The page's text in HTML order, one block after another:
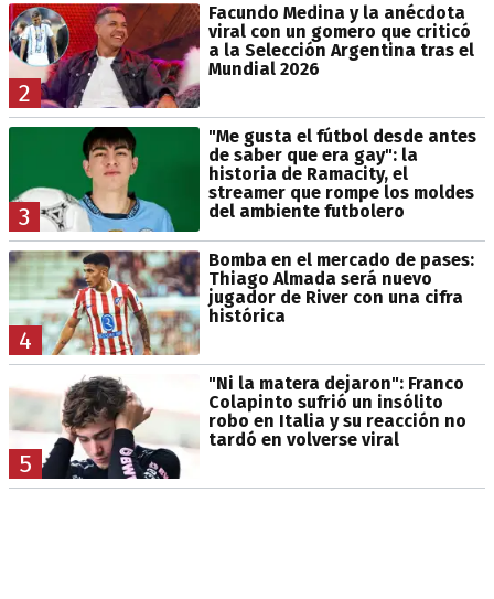
2
Facundo Medina y la anécdota
viral con un gomero que criticó
a la Selección Argentina tras el
Mundial 2026
3
"Me gusta el fútbol desde antes
de saber que era gay": la
historia de Ramacity, el
streamer que rompe los moldes
del ambiente futbolero
4
Bomba en el mercado de pases:
Thiago Almada será nuevo
jugador de River con una cifra
histórica
5
"Ni la matera dejaron": Franco
Colapinto sufrió un insólito
robo en Italia y su reacción no
tardó en volverse viral